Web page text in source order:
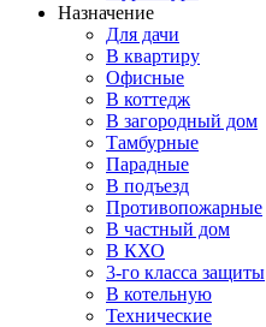
Назначение
Для дачи
В квартиру
Офисные
В коттедж
В загородный дом
Тамбурные
Парадные
В подъезд
Противопожарные
В частный дом
В КХО
3-го класса защиты
В котельную
Технические